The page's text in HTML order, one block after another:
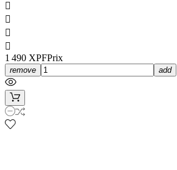




1 490 XPFPrix
remove add